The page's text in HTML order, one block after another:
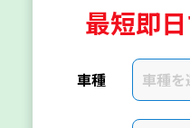
最短即
車種 車種を